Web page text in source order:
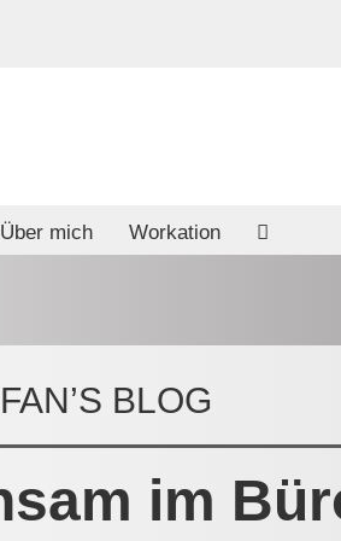
Über mich Workation
BLOG
im